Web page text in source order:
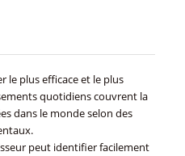
le plus efficace et le plus
quotidiens couvrent la
dans le monde selon des
peut identifier facilement